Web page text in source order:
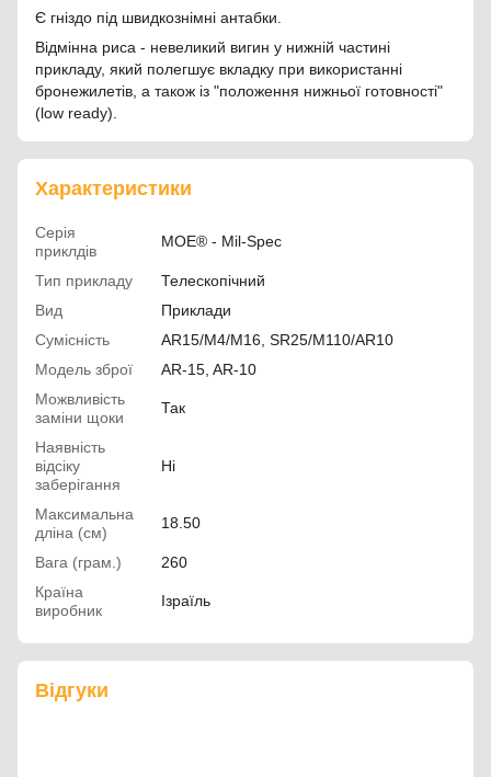
Є гніздо під швидкознімні антабки.
Відмінна риса - невеликий вигин у нижній частині
прикладу, який полегшує вкладку при використанні
бронежилетів, а також із "положення нижньої готовності"
(low ready).
Характеристики
Серія
приклдів
MOE® - Mil-Spec
Тип прикладу
Телескопічний
Вид
Приклади
Сумісність
AR15/M4/M16, SR25/M110/AR10
Модель зброї
AR-15, AR-10
Можвливість
заміни щоки
Так
Наявність
відсіку
заберігання
Ні
Максимальна
дліна (см)
18.50
Вага (грам.)
260
Країна
виробник
Ізраїль
Відгуки